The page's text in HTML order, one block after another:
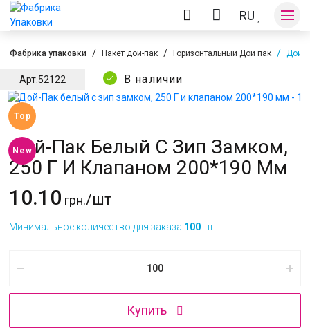
RU
Оплата и доставка
Контакты
Фабрика упаковки Пакет дой-пак Горизонтальный Дой пак Дой-
Арт. 52122 В наличии
Top
New
Дой-Пак Белый С Зип Замком,
250 Г И Клапаном 200*190 Мм
10.10 грн./шт
Минимальное количество для заказа 100 шт
Купить